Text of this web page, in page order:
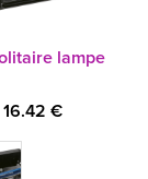
lampe
€